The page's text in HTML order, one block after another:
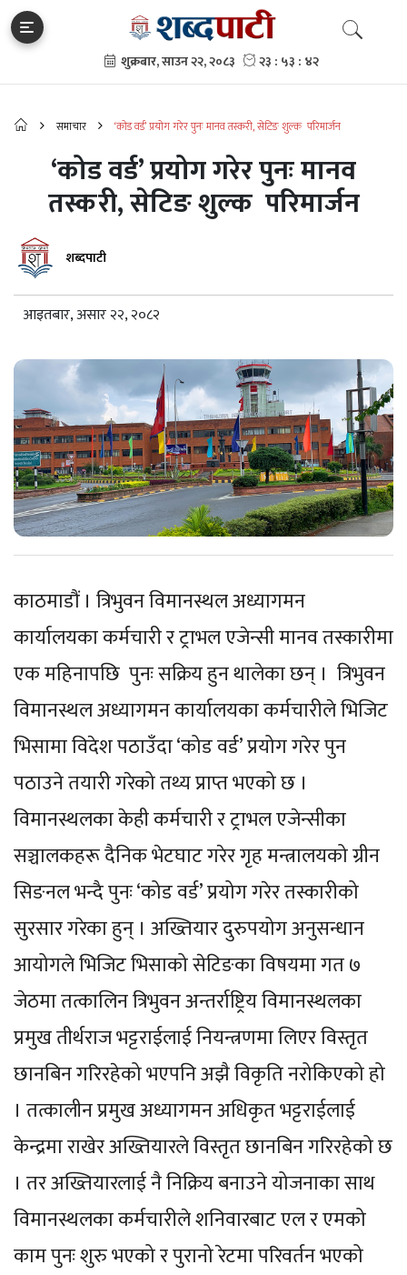
समाचार ‘कोड वर्ड’ प्रयोग गरेर पुनः मानव तस्करी, सेटिङ शुल्क परिमार्जन
‘कोड वर्ड’ प्रयोग गरेर पुनः मानव
तस्करी, सेटिङ शुल्क परिमार्जन
शब्दपाटी
आइतबार, असार २२, २०८२
काठमाडौं । त्रिभुवन विमानस्थल अध्यागमन
कार्यालयका कर्मचारी र ट्राभल एजेन्सी मानव तस्कारीमा
एक महिनापछि पुनः सक्रिय हुन थालेका छन् । त्रिभुवन
विमानस्थल अध्यागमन कार्यालयका कर्मचारीले भिजिट
भिसामा विदेश पठाउँदा ‘कोड वर्ड’ प्रयोग गरेर पुन
पठाउने तयारी गरेको तथ्य प्राप्त भएको छ ।
विमानस्थलका केही कर्मचारी र ट्राभल एजेन्सीका
सञ्चालकहरू दैनिक भेटघाट गरेर गृह मन्त्रालयको ग्रीन
सिङनल भन्दै पुनः ‘कोड वर्ड’ प्रयोग गरेर तस्कारीको
सुरसार गरेका हुन् । अख्तियार दुरुपयोग अनुसन्धान
आयोगले भिजिट भिसाको सेटिङका विषयमा गत ७
जेठमा तत्कालिन त्रिभुवन अन्तर्राष्ट्रिय विमानस्थलका
प्रमुख तीर्थराज भट्टराईलाई नियन्त्रणमा लिएर विस्तृत
छानबिन गरिरहेको भएपनि अझै विकृति नरोकिएको हो
। तत्कालीन प्रमुख अध्यागमन अधिकृत भट्टराईलाई
केन्द्रमा राखेर अख्तियारले विस्तृत छानबिन गरिरहेको छ
। तर अख्तियारलाई नै निक्रिय बनाउने योजनाका साथ
विमानस्थलका कर्मचारीले शनिवारबाट एल र एमको
काम पुनः शुरु भएको र पुरानो रेटमा परिवर्तन भएको